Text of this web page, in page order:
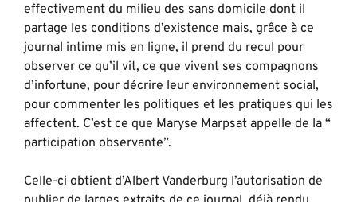
effectivement du milieu des sans domicile dont il
partage les conditions d’existence mais, grâce à ce
journal intime mis en ligne, il prend du recul pour
observer ce qu’il vit, ce que vivent ses compagnons
d’infortune, pour décrire leur environnement social,
pour commenter les politiques et les pratiques qui les
affectent. C’est ce que Maryse Marpsat appelle de la “
participation observante”.
Celle-ci obtient d’Albert Vanderburg l’autorisation de